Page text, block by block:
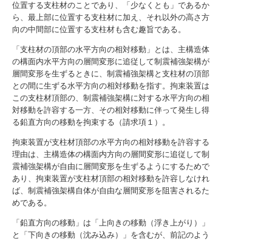
位置する支柱材のことであり、「少なくとも」であるか
ら、最上部に位置する支柱材に加え、それ以外の高さ方
向の中間部に位置する支柱材も含む趣旨である。
「支柱材の頂部の水平方向の相対移動」とは、主構造体
の構面内水平方向の層間変形に追従して制震補強架構が
層間変形を生ずるときに、制震補強架構と支柱材の頂部
との間に生ずる水平方向の相対移動を指す。拘束装置は
この支柱材頂部の、制震補強架構に対する水平方向の相
対移動を許容する一方、その相対移動に伴って発生し得
る鉛直方向の移動を拘束する（請求項１）。
拘束装置が支柱材頂部の水平方向の相対移動を許容する
理由は、主構造体の構面内方向の層間変形に追従して制
震補強架構が自由に層間変形を生ずるようにするためで
あり、拘束装置が支柱材頂部の相対移動を許容しなけれ
ば、制震補強架構自体が自由な層間変形を阻害されるた
めである。
「鉛直方向の移動」は「上向きの移動（浮き上がり）」
と「下向きの移動（沈み込み）」を含むが、前記のよう